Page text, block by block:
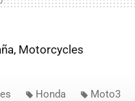
Motorcycles
Honda Moto3